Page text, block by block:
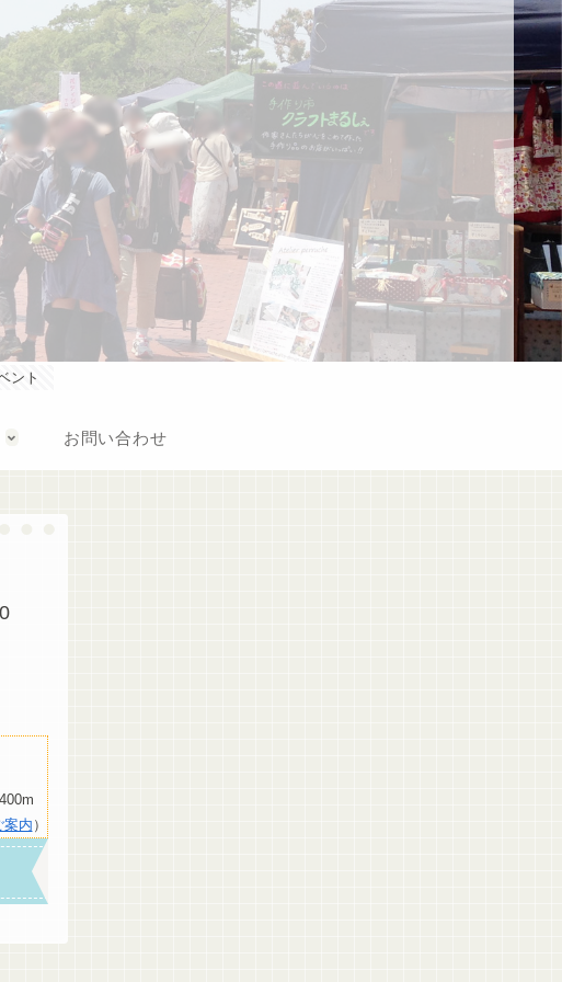
ント
お問い合わせ
案内 ）